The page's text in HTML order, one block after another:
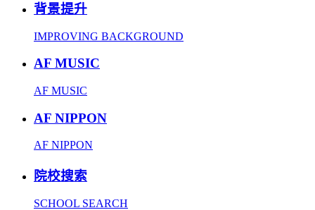
背景提升
IMPROVING BACKGROUND
AF MUSIC
AF MUSIC
AF NIPPON
AF NIPPON
院校搜索
SCHOOL SEARCH